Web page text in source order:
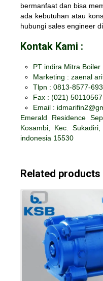
bermanfaat dan bisa
ada kebutuhan atau
hubungi sales engineer
Kontak Kami :
PT indira Mitra Boiler
Marketing : zaenal
Tlpn : 0813-8577-
Fax : (021) 50110567
Email :
Emerald Residence
Kosambi, Kec.
indonesia 15530
Related products